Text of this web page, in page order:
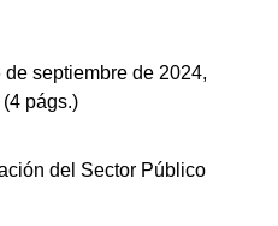
de septiembre de 2024,
(4 págs.)
del Sector Público